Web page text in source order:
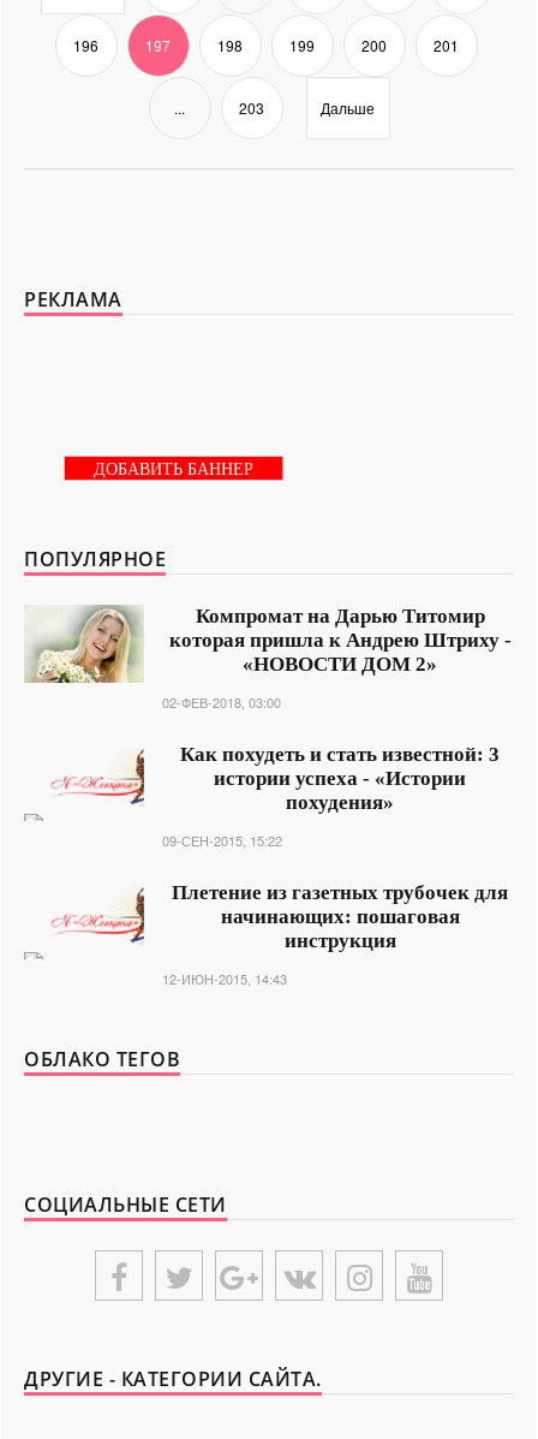
196 197 198 199 200 201
... 203 Дальше
РЕКЛАМА
ДОБАВИТЬ БАННЕР
ПОПУЛЯРНОЕ
Компромат на Дарью Титомир
которая пришла к Андрею Штриху -
«НОВОСТИ ДОМ 2»
02-ФЕВ-2018, 03:00
Как похудеть и стать известной: 3
истории успеха - «Истории
похудения»
09-СЕН-2015, 15:22
Плетение из газетных трубочек для
начинающих: пошаговая
инструкция
12-ИЮН-2015, 14:43
ОБЛАКО ТЕГОВ
СОЦИАЛЬНЫЕ СЕТИ
ДРУГИЕ - КАТЕГОРИИ САЙТА.